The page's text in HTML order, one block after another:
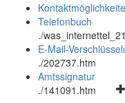
Telefonbuch
./
E-Mail-
./202737.htm
Amtssignatur
./141091.htm